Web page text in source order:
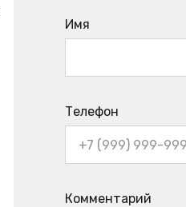
Имя
Телефон
Комментарий